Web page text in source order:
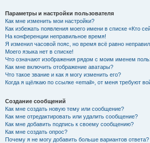
Параметры и настройки пользователя
Как мне изменить мои настройки?
Как избежать появления моего имени в списке «Кто
На конференции неправильное время!
Я изменил часовой пояс, но время всё равно
Моего языка нет в списке!
Что означают изображения рядом с моим именем
Как мне включить отображение аватары?
Что такое звание и как я могу изменить его?
Когда я щёлкаю по ссылке «email», от меня требуют
Создание сообщений
Как мне создать новую тему или сообщение?
Как мне отредактировать или удалить сообщение?
Как мне добавить подпись к своему сообщению?
Как мне создать опрос?
Почему я не могу добавить больше вариантов ответа?